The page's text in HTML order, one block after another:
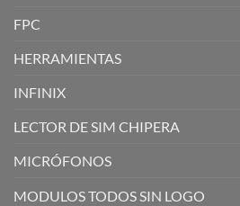
FPC
HERRAMIENTAS
INFINIX
LECTOR DE SIM CHIPERA
MICRÓFONOS
MODULOS TODOS SIN LOGO